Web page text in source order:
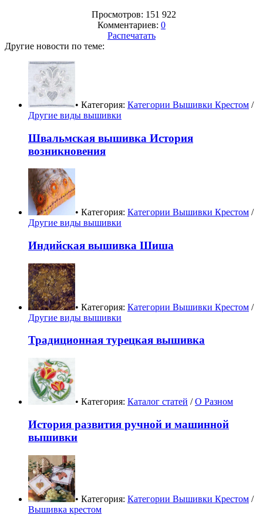
Просмотров: 151 922
Комментариев: 0
Распечатать
Другие новости по теме:
• Категория: Категории Вышивки Крестом /
Другие виды вышивки
Швальмская вышивка История
возникновения
• Категория: Категории Вышивки Крестом /
Другие виды вышивки
Индийская вышивка Шиша
• Категория: Категории Вышивки Крестом /
Другие виды вышивки
Традиционная турецкая вышивка
• Категория: Каталог статей /О Разном
История развития ручной и машинной
вышивки
• Категория: Категории Вышивки Крестом /
Вышивка крестом